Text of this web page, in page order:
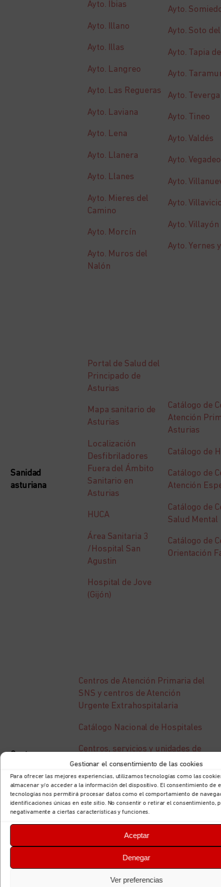
Gestionar el consentimiento de las cookies
Para ofrecer las mejores experiencias, utilizamos tecnologías como las
almacenar y/o acceder a la información del dispositivo. El consentimiento de
tecnologías nos permitirá procesar datos como el comportamiento de
identificaciones únicas en este sitio. No consentir o retirar el consentimiento,
negativamente a ciertas características y funciones.
Aceptar
Denegar
Ver preferencias
Ayto. Ibias
Ayto. Illano
Ayto. Illas
Ayto. Langreo
Ayto. Las Regueras
Ayto. Laviana
Ayto. Lena
Ayto. Llanera
Ayto. Llanes
Ayto. Mieres del
Camino
Ayto. Morcín
Ayto. Muros del
Nalón
Ayto.
Ayto. Soto
Ayto. Tapia
Ayto.
Ayto. Teverga
Ayto. Tineo
Ayto. Valdés
Ayto. Vegadeo
Ayto.
Ayto.
Ayto. Villayón
Ayto. Yernes
Sanidad
asturiana
Portal de Salud del
Principado de
Asturias
Mapa sanitario de
Asturias
Localización
Desfibriladores
Fuera del Ámbito
Sanitario en
Asturias
HUCA
Área Sanitaria 3
/Hospital San
Agustin
Hospital de Jove
(Gijón)
Catálogo de
Atención
Asturias
Catálogo de
Catálogo de
Atención
Catálogo de
Salud Mental
Catálogo de
Orientación
y
establecimientos
sanitarios
(Ministero de
Centros de Atención Primaria del
SNS y centros de Atención
Urgente Extrahospitalaria
Catálogo Nacional de Hospitales
Centros, servicios y unidades de
referencia del Sistema Nacional
de Salud
Centros de Reproducción
Humana Asistida
Internacional
Registro General de Centros,